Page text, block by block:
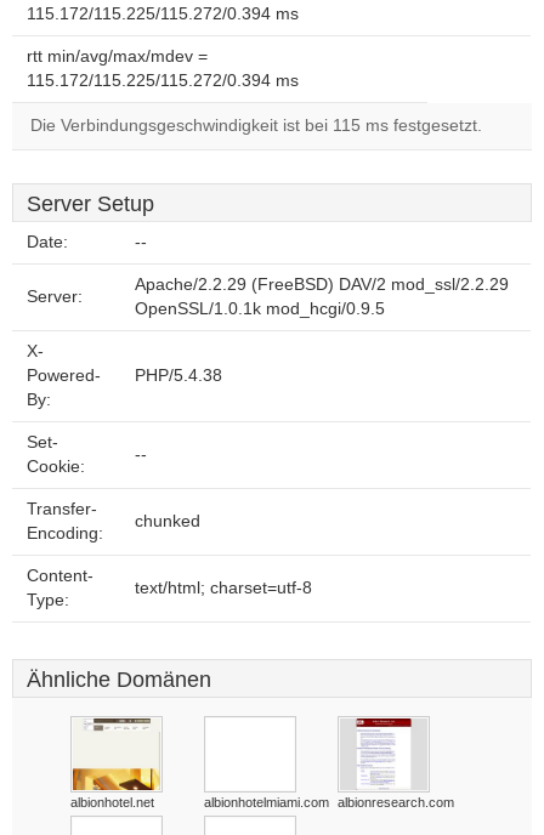
115.172/115.225/115.272/0.394 ms
rtt min/avg/max/mdev =
115.172/115.225/115.272/0.394 ms
Die Verbindungsgeschwindigkeit ist bei 115 ms festgesetzt.
Server Setup
Date: --
Server:
Apache/2.2.29 (FreeBSD) DAV/2 mod_ssl/2.2.29
OpenSSL/1.0.1k mod_hcgi/0.9.5
X-
Powered-
By:
PHP/5.4.38
Set-
Cookie:
--
Transfer-
Encoding:
chunked
Content-
Type:
text/html; charset=utf-8
Ähnliche Domänen
albionhotel.net albionhotelmiami.com albionresearch.com